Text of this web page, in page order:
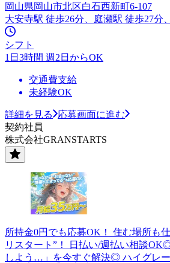
岡山県岡山市北区白石西新町6-107
大安寺駅 徒歩26分、庭瀬駅 徒歩27分
シフト
1日3時間 週2日からOK
交通費支給
未経験OK
詳細を見る
応募画面に進む
契約社員
株式会社GRANSTARTS
所持金0円でも応募OK！ 住む場所も
リスタート”！ 日払い/週払い相談
しよう…」を今すぐ解決◎ ハイグレ